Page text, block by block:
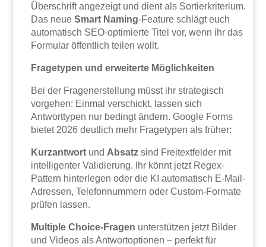
Überschrift angezeigt und dient als Sortierkriterium.
Das neueSmart Naming-Feature schlägt euch
automatisch SEO-optimierte Titel vor, wenn ihr das
Formular öffentlich teilen wollt.
Fragetypen und erweiterte Möglichkeiten
Bei der Fragenerstellung müsst ihr strategisch
vorgehen: Einmal verschickt, lassen sich
Antworttypen nur bedingt ändern. Google Forms
bietet 2026 deutlich mehr Fragetypen als früher:
Kurzantwort und Absatz sind Freitextfelder mit
intelligenter Validierung. Ihr könnt jetzt Regex-
Pattern hinterlegen oder die KI automatisch E-Mail-
Adressen, Telefonnummern oder Custom-Formate
prüfen lassen.
Multiple Choice-Fragen unterstützen jetzt Bilder
und Videos als Antwortoptionen – perfekt für